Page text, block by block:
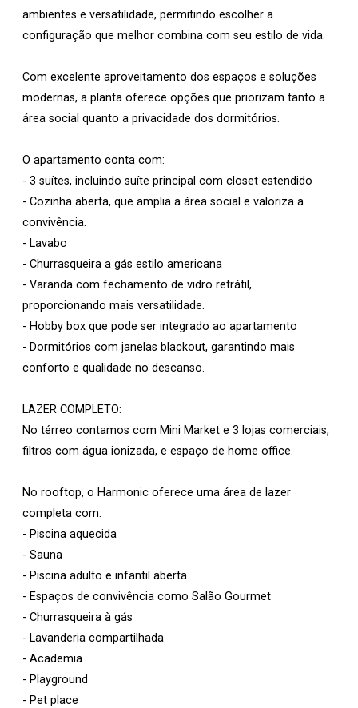
ambientes e versatilidade, permitindo escolher a
configuração que melhor combina com seu estilo de vida.
Com excelente aproveitamento dos espaços e soluções
modernas, a planta oferece opções que priorizam tanto a
área social quanto a privacidade dos dormitórios.
O apartamento conta com:
- 3 suítes, incluindo suíte principal com closet estendido
- Cozinha aberta, que amplia a área social e valoriza a
convivência.
- Lavabo
- Churrasqueira a gás estilo americana
- Varanda com fechamento de vidro retrátil,
proporcionando mais versatilidade.
- Hobby box que pode ser integrado ao apartamento
- Dormitórios com janelas blackout, garantindo mais
conforto e qualidade no descanso.
LAZER COMPLETO:
No térreo contamos com Mini Market e 3 lojas comerciais,
filtros com água ionizada, e espaço de home office.
No rooftop, o Harmonic oferece uma área de lazer
completa com:
- Piscina aquecida
- Sauna
- Piscina adulto e infantil aberta
- Espaços de convivência como Salão Gourmet
- Churrasqueira à gás
- Lavanderia compartilhada
- Academia
- Playground
- Pet place